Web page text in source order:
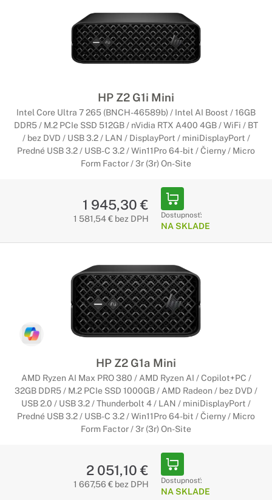
HP Z2 G1i Mini
Intel Core Ultra 7 265 (BNCH-46589b) / Intel AI Boost / 16GB
DDR5 / M.2 PCIe SSD 512GB / nVidia RTX A400 4GB / WiFi / BT
/ bez DVD / USB 3.2 / LAN / DisplayPort / miniDisplayPort /
Predné USB 3.2 / USB-C 3.2 / Win11Pro 64-bit / Čierny / Micro
Form Factor / 3r (3r) On-Site
1 945,30 €
1 581,54 € bez DPH Dostupnosť:
NA SKLADE
HP Z2 G1a Mini
AMD Ryzen AI Max PRO 380 / AMD Ryzen AI / Copilot+PC /
32GB DDR5 / M.2 PCIe SSD 1000GB / AMD Radeon / bez DVD /
USB 2.0 / USB 3.2 / Thunderbolt 4 / LAN / miniDisplayPort /
Predné USB 3.2 / USB-C 3.2 / Win11Pro 64-bit / Čierny / Micro
Form Factor / 3r (3r) On-Site
2 051,10 €
1 667,56 € bez DPH Dostupnosť:
NA SKLADE